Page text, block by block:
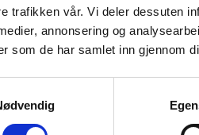
trafikken vår. Vi deler dessuten
annonsering og
som de har samlet inn gjennom